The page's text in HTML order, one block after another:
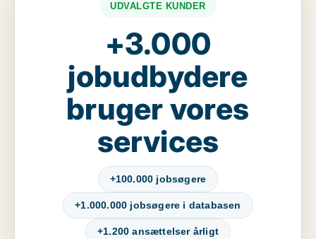
UDVALGTE KUNDER
+3.000
jobudbydere
bruger vores
services
+100.000 jobsøgere
+1.000.000 jobsøgere i databasen
+1.200 ansættelser årligt